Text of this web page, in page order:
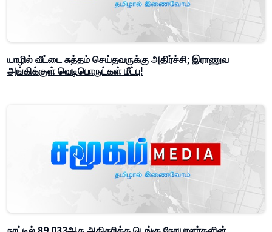
யாழில் வீட்டை சுத்தம் செய்தவருக்கு அதிர்ச்சி; இராணுவ
அங்கிக்குள் வெடிபொருட்கள் மீட்பு!